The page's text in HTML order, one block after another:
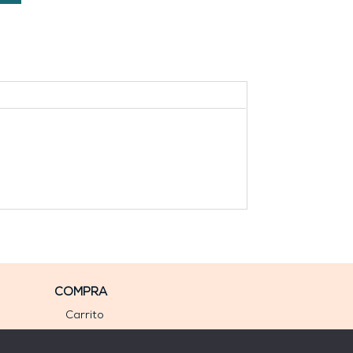
COMPRA
Carrito